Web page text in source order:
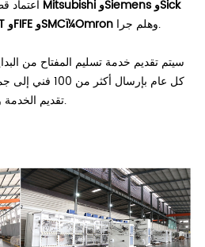
Mitsubishi وSiemens وSick
وSchneider وNSK/SKF وBST وFIFE وSMCï¼Omron
وهلم جرا.
سيتم تقديم خدمة تسليم المفتاح من
كل عام بإرسال
تقديم الخدمة وتحديث الجهاز للعملاء القدامى.